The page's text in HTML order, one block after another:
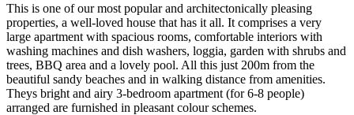
This is one of our most popular and architectonically pleasing
properties, a well-loved house that has it all. It comprises a very
large apartment with spacious rooms, comfortable interiors with
washing machines and dish washers, loggia, garden with shrubs and
trees, BBQ area and a lovely pool. All this just 200m from the
beautiful sandy beaches and in walking distance from amenities.
Theys bright and airy 3-bedroom apartment (for 6-8 people)
arranged are furnished in pleasant colour schemes.